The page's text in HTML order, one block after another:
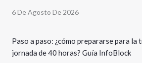
6 De Agosto De 2026
Paso a paso: ¿cómo prepararse para la
jornada de 40 horas? Guía InfoBlock